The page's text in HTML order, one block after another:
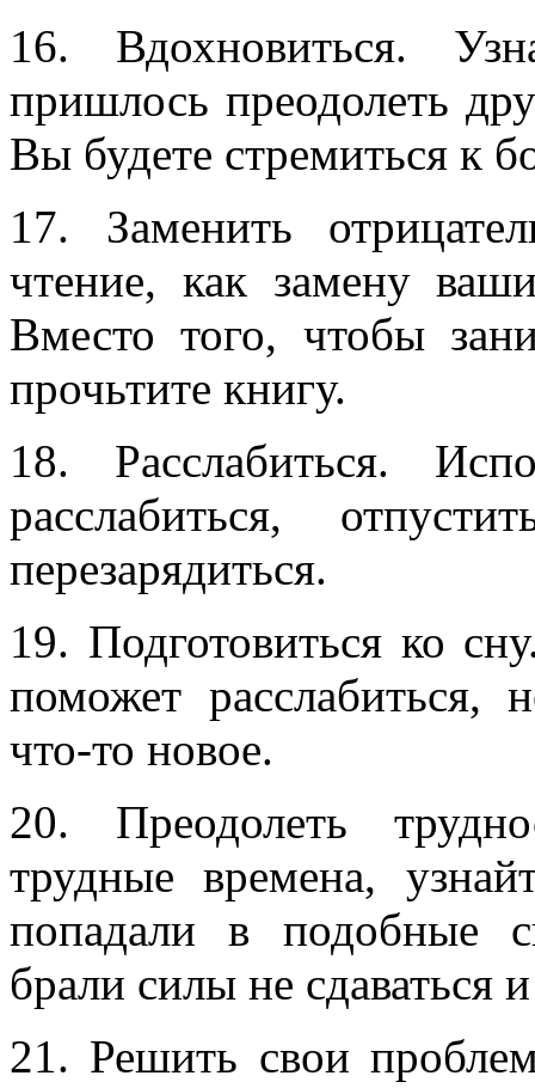
16. Вдохновиться.
пришлось преодолеть
Вы будете стремиться к
17. Заменить
чтение, как замену
Вместо того, чтобы
прочьтите книгу.
18. Расслабиться.
расслабиться,
перезарядиться.
19. Подготовиться ко
поможет расслабиться,
что-то новое.
20. Преодолеть
трудные времена,
попадали в подобные
брали силы не сдаваться
21. Решить свои